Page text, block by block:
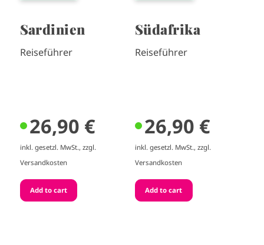
Sardinien
Reiseführer
26,90 €
inkl. gesetzl. MwSt., zzgl.
Versandkosten
Südafrika
Reiseführer
26,90 €
inkl. gesetzl. MwSt., zzgl.
Versandkosten